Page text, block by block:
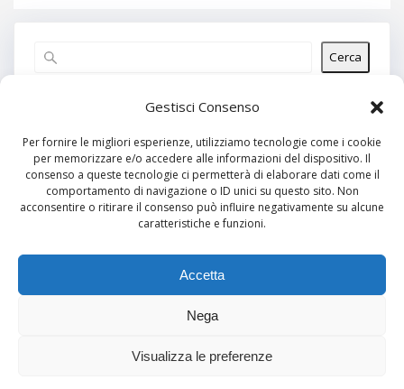
Gestisci Consenso
Per fornire le migliori esperienze, utilizziamo tecnologie come i cookie
per memorizzare e/o accedere alle informazioni del dispositivo. Il
consenso a queste tecnologie ci permetterà di elaborare dati come il
comportamento di navigazione o ID unici su questo sito. Non
acconsentire o ritirare il consenso può influire negativamente su alcune
caratteristiche e funzioni.
Accetta
Nega
Visualizza le preferenze
Cerca
Articoli recenti
Commenti recenti
Nessun commento da mostrare.
Nessun archivio da mostrare.
Categorie
Nessuna categoria